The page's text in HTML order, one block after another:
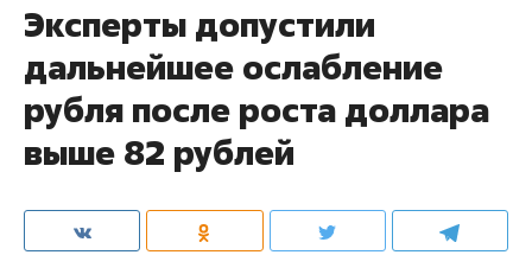
Эксперты допустили
дальнейшее ослабление
рубля после роста доллара
выше 82 рублей